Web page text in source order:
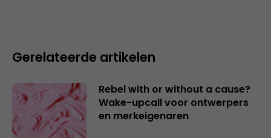
Gerelateerde artikelen
Rebel with or without a cause?
Wake-upcall voor ontwerpers
en merkeigenaren